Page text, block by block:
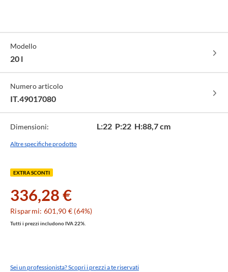
Specifiche
Tecniche
Modello
20 l
Numero articolo
IT.49017080
Dimensioni: L:22 P:22 H:88,7 cm
Altre specifiche prodotto
EXTRA SCONTI
336,28 €
Risparmi: 601,90 € (64%)
Tutti i prezzi includono IVA 22%.
Sei un professionista? Scopri i prezzi a te riservati